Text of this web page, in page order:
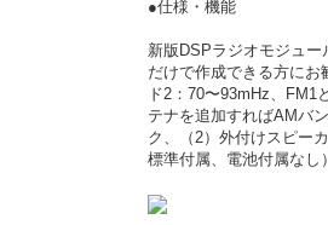
●仕様・機能
新版DSPラジオモジュー
だけで作成できる方に
ド2：70〜93mHz、FM1
テナを追加すればAMバ
ク、（2）外付けスピー
標準付属、電池付属なし